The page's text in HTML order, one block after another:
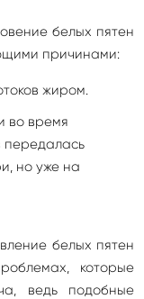
белых пятен
причинами:
жиром.
во время
передалась
но уже на
белых пятен
которые
ведь подобные